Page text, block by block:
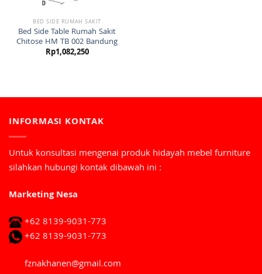
BED SIDE RUMAH SAKIT
Bed Side Table Rumah Sakit
Chitose HM TB 002 Bandung
Rp1,082,250
INFORMASI KONTAK
Untuk konsultasi mengenai produk hidayah mebel furniture
silahkan hubungi kontak dibawah ini :
Marketing Nesa
+62 8139-9031-773
+62 8139-9031-773
fznakhanen@gmail.com